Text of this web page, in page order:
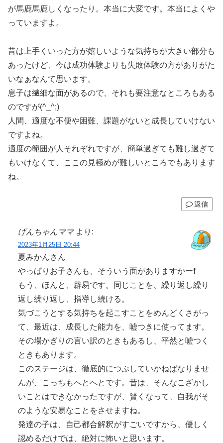
が馬鹿馬鹿しくなったり。本当に大変です。本当によくや
っていますよ。
昔は上手くいった方が嬉しいような気持ちが大きい部分も
あったけど、今は成功体験よりも失敗体験の方がありがた
いなぁなんて思います。
息子は繊細な面があるので、それも要注意なところもある
のですが(^_^;)
人間、適度な不便や困難、課題がないと成長していけない
ですよね。
適度の範囲が人それぞれですが、簡単過ぎても難し過ぎて
もいけなくて、ここの見極めが難しいところでもあります
ね。
返信
げんちゃんママ より:
2023年1月25日 20:44
夏みかんさん
やっぱりお子さんも、そういう面がありますかー❗
もう、ほんと、辟易です。同じことを、繰り返し繰り
返し繰り返し、指導し続ける。
気づこうとする気持ちを起こすことをめんどくさがっ
て、最近は、成長した能力を、嘘つきに使ってます。
その場かぎりの言い訳のときもあるし、平然と嘘つく
ときもあります。
このステージは、徹底的につぷしていかねばなりませ
んが、こっちもへとへとです。昔は、そんなこざかし
いことはできなかったですが、賢くなって、自我がそ
のような安易なことをさせますね。
発達の子は、自己都合解釈がすごいですから、優しく
認めるだけでは、絶対に怖いと思います。